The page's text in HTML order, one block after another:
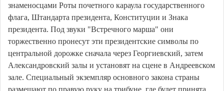
знаменосцами Роты почетного караула государственного
флага, Штандарта президента, Конституции и Знака
президента. Под звуки "Встречного марша" они
торжественно пронесут эти президентские символы по
центральной дорожке сначала через Георгиевский, затем
Александровский залы и установят на сцене в Андреевском
зале. Специальный экземпляр основного закона страны
размещают по правую руку на трибуне, где будет принята